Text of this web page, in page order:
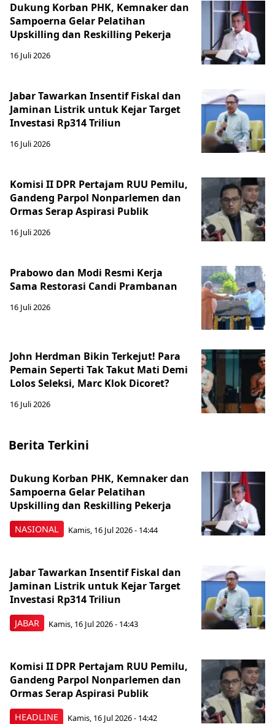
Dukung Korban PHK, Kemnaker dan
Sampoerna Gelar Pelatihan
Upskilling dan Reskilling Pekerja
16 Juli 2026
Jabar Tawarkan Insentif Fiskal dan
Jaminan Listrik untuk Kejar Target
Investasi Rp314 Triliun
16 Juli 2026
Komisi II DPR Pertajam RUU Pemilu,
Gandeng Parpol Nonparlemen dan
Ormas Serap Aspirasi Publik
16 Juli 2026
Prabowo dan Modi Resmi Kerja
Sama Restorasi Candi Prambanan
16 Juli 2026
John Herdman Bikin Terkejut! Para
Pemain Seperti Tak Takut Mati Demi
Lolos Seleksi, Marc Klok Dicoret?
16 Juli 2026
Berita Terkini
NASIONAL
Dukung Korban PHK, Kemnaker dan
Sampoerna Gelar Pelatihan
Upskilling dan Reskilling Pekerja
Kamis, 16 Jul 2026 - 14:44
JABAR
Jabar Tawarkan Insentif Fiskal dan
Jaminan Listrik untuk Kejar Target
Investasi Rp314 Triliun
Kamis, 16 Jul 2026 - 14:43
HEADLINE
Komisi II DPR Pertajam RUU Pemilu,
Gandeng Parpol Nonparlemen dan
Ormas Serap Aspirasi Publik
Kamis, 16 Jul 2026 - 14:42